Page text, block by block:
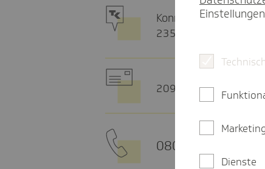
Konrad-Adenauer-
23558 Lübeck
20915 Hamburg
0800 - 285 85 85
Dienste